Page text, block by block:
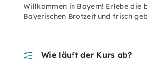
Willkommen in Bayern! Erlebe die
Bayerischen Brotzeit und frisch
Wie läuft der Kurs ab?